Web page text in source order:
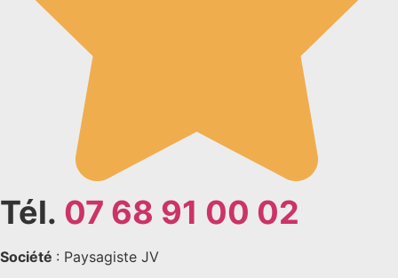
Tél. 07 68 91 00 02
Société : Paysagiste JV